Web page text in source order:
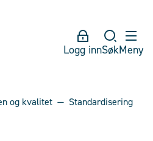
Logg innSøkMeny
og kvalitet Standardisering